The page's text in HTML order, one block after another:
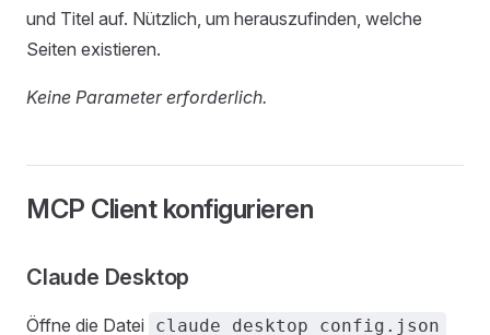
und Titel auf. Nützlich, um herauszufinden, welche
Seiten existieren.
Keine Parameter erforderlich.
MCP Client konfigurieren
Claude Desktop
Öffne die Datei claude_desktop_config.json